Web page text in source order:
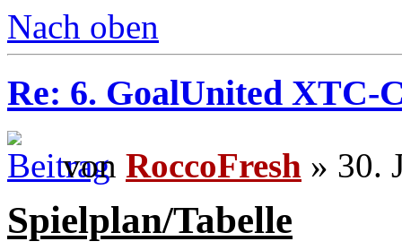
Nach oben
Re: 6. GoalUnited XTC-
von RoccoFresh » 30.
Spielplan/Tabelle